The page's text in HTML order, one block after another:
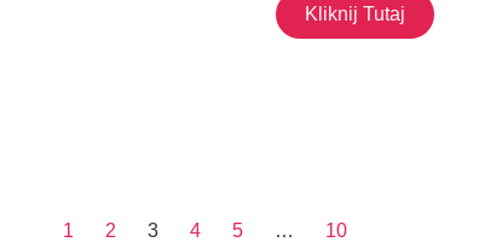
Kliknij Tutaj
1 2 3 4 5 … 10